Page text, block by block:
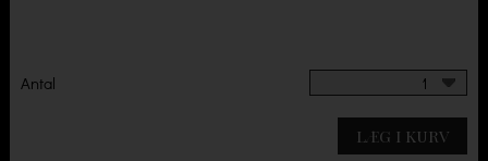
Antal 1
LÆG I KURV